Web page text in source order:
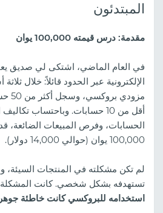
المبتدئون
مقدمة: درس قيمته 100,000 يوان
في العام الماضي، اشتكى لي صديق
أقل من 10 حسابات. وباحتساب
الحسابات، وفرص المبيعات الضائعة،
100,000 يوان (حوالي 14,000 دولار).
لم تكن مشكلته في المنتجات السيئة،
تستهدفه بشكل شخصي. كانت
استخدامه للبروكسي كانت خاطئة